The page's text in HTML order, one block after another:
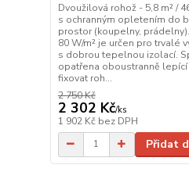
Dvoužilová rohož - 5,8 m² /
s ochranným opletením do
prostor (koupelny,
80 W/m² je určen pro trvalé
s dobrou tepelnou izolací.
opatřena oboustranně
fixovat roh...
2 750 Kč
2 302 Kč/ks
1 902 Kč bez DPH
Přidat